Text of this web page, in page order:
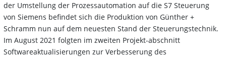
der Umstellung der Prozessautomation auf die S7 Steuerung
von Siemens befindet sich die Produktion von Günther +
Schramm nun auf dem neuesten Stand der Steuerungstechnik.
Im August 2021 folgten im zweiten Projekt-abschnitt
Softwareaktualisierungen zur Verbesserung des